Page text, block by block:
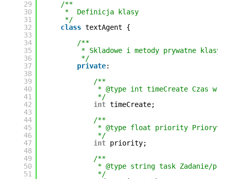
29
30
31
32
33
34
35
36
37
38
39
40
41
42
43
44
45
46
47
48
49
50
51
/**
*  Definicja klasy
*/
class textAgent {
/**
* Skladowe i metody prywatne klasy
*/
private:
/**
* @type int timeCreate Czas w
*/
int timeCreate;
/**
* @type float priority Priorytet
*/
int priority;
/**
* @type string task Zadanie/
*/